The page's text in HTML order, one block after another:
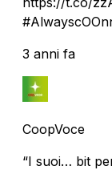
3 anni fa
CoopVoce
“I suoi… bit